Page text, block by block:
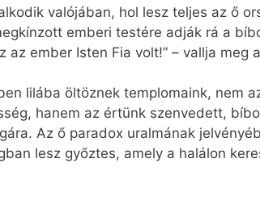
valójában, hol lesz teljes az ő
emberi testére adják rá a
az ember Isten Fia volt!” – vallja
lilába öltöznek templomaink, nem
hanem az értünk szenvedett,
Az ő paradox uralmának
lesz győztes, amely a halálon